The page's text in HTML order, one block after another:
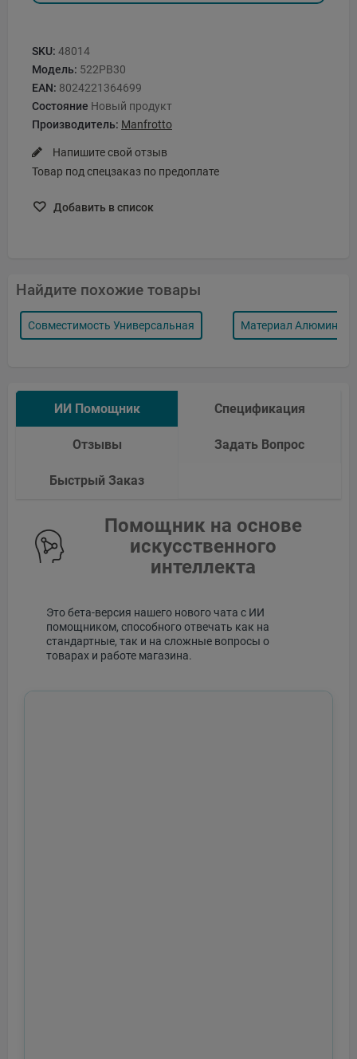
SKU: 48014
Модель: 522PB30
EAN: 8024221364699
Состояние Новый продукт
Производитель: Manfrotto
Напишите свой отзыв
Товар под спецзаказ по предоплате
Добавить в список
Найдите похожие товары
Совместимость Универсальная Материал Алюминий
ИИ Помощник Спецификация
Отзывы Задать Вопрос
Быстрый Заказ
Помощник на основе
искусственного
интеллекта
Это бета-версия нашего нового чата с ИИ
помощником, способного отвечать как на
стандартные, так и на сложные вопросы о
товарах и работе магазина.